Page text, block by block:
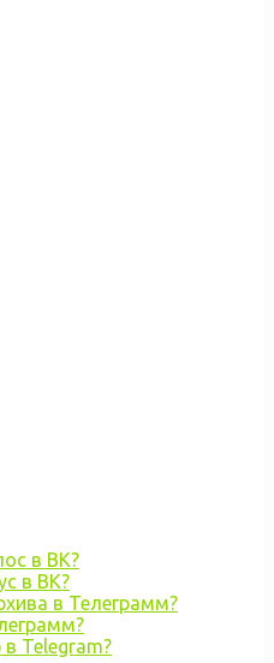
в ВК?
в ВК?
в Телеграмм?
Telegram?